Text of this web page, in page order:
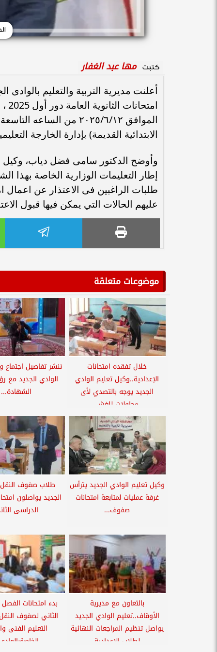
كتبت مها عبد الغفار
أعلنت مديرية التربية والتعليم بالوادى
الموافق ۲۰۲٥/٦/١٢ من
الابتدائية القديمة) بإدارة الخارجة
وأوضح الدكتور سامى فضل دياب، وكيل
إطار التعليمات الوزارية الخاصة بهذا
عليهم الحالات التي يمكن فيها قبول
موضوعات متعلقة
خلال تفقده امتحانات
الإعدادية..وكيل تعليم الوادي
الجديد يوجه بالتصدي لأى
محاولات للغش
ننشر تفاصيل اجتماع
الوادي الجديد مع
الشهادة...
وكيل تعليم الوادي الجديد يترأس
غرفة عمليات لمتابعة امتحانات
صفوف...
طلاب صفوف النقل
الجديد يواصلون
الدراسى
بالتعاون مع مديرية
الأوقاف..تعليم الوادي الجديد
يواصل تنظيم المراجعات النهائية
لطلاب الإعدادية
بدء امتحانات
الثاني لصفوف
التعليم الفنى